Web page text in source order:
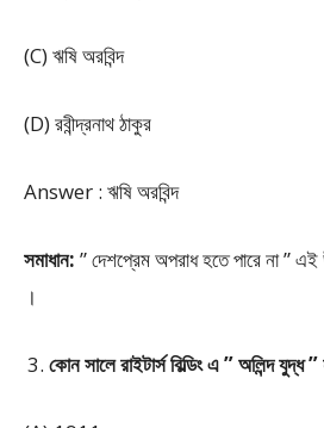
(C) ঋষি অরবিন্দ
(D) রবীন্দ্রনাথ ঠাকুর
Answer : ঋষি অরবিন্দ
সমাধান: ” দেশপ্রেম অপরাধ হতে পারে না ” এই
।
কোন সালে রাইটার্স বিল্ডিং এ ” অলিন্দ যুদ্ধ